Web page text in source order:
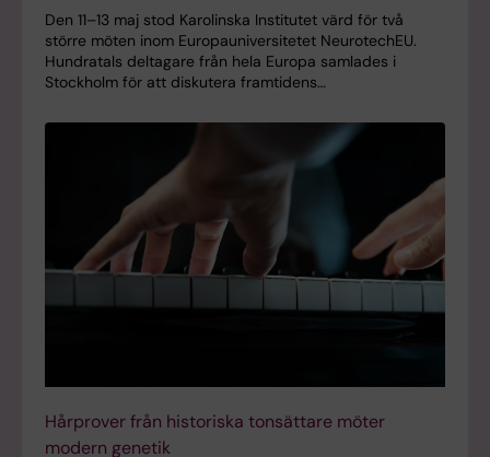
Den 11–13 maj stod Karolinska Institutet värd för två
större möten inom Europauniversitetet NeurotechEU.
Hundratals deltagare från hela Europa samlades i
Stockholm för att diskutera framtidens…
Hårprover från historiska tonsättare möter
modern genetik